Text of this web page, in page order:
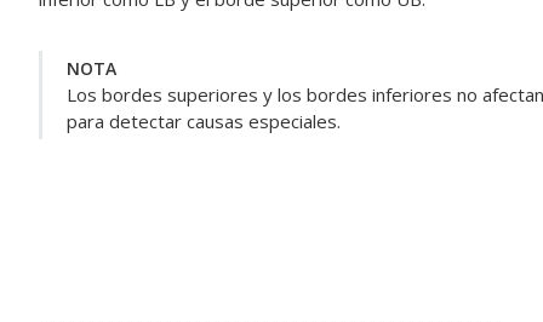
NOTA
Los bordes superiores y los bordes inferiores no
para detectar causas especiales.